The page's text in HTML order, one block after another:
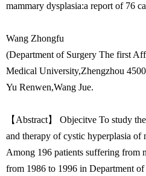
mammary dysplasia:a report of 76
Wang Zhongfu
(Department of Surgery The first
Medical University,Zhengzhou
Yu Renwen,Wang Jue.
【Abstract】 Objecitve To study
and therapy of cystic hyperplasia of
Among 196 patients suffering from
from 1986 to 1996 in Department